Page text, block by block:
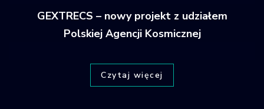
GEXTRECS – nowy projekt z udziałem
Polskiej Agencji Kosmicznej
Czytaj więcej